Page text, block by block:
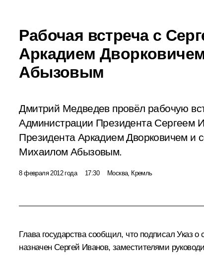
Рабочая встреча с
Аркадием
Абызовым
Дмитрий Медведев провёл рабочую
Администрации Президента Сергеем
Президента Аркадием Дворковичем и
Михаилом Абызовым.
8 февраля 2012 года 17:30 Москва, Кремль
Глава государства сообщил, что подписал Указ
назначен Сергей Иванов, заместителями